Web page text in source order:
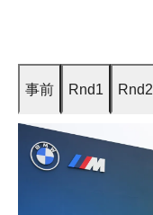
事前 Rnd1 Rnd2